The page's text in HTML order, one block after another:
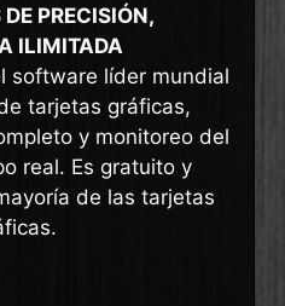
PRECISIÓN,
ILIMITADA
software líder mundial
tarjetas gráficas,
y monitoreo del
real. Es gratuito y
de las tarjetas